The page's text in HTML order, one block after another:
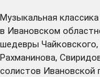
Музыкальная
в Ивановском
шедевры
Рахманинова,
солистов Ивановской